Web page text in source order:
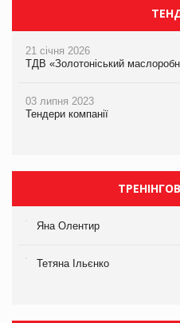
21 січня 2026
ТДВ «Золотоніський
03 липня 2023
Тендери компанії
Яна Олентир
Тетяна Ільєнко